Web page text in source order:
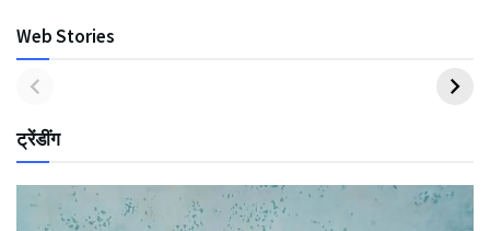
Web Stories
ट्रेंडींग